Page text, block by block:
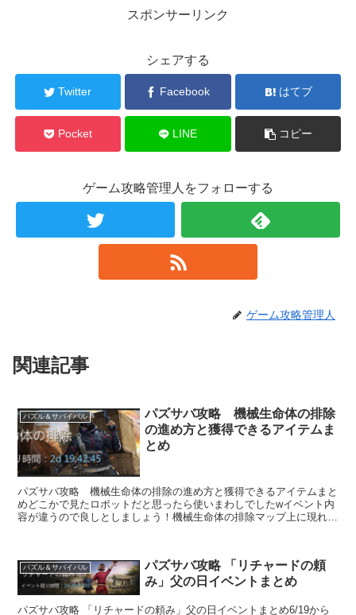
スポンサーリンク
シェアする
Twitter Facebook はてブ
Pocket LINE コピー
ゲーム攻略管理人をフォローする
ゲーム攻略管理人
関連記事
パズル＆サバイバル
パズサバ攻略 機械生命体の排除
の進め方と獲得できるアイテムま
とめ
パズサバ攻略 機械生命体の排除の進め方と獲得できるアイテムまと
めどこかで見たロボットだと思ったら使いまわしでしたwイベント内
容が違うので良しとしましょう！機械生命体の排除マップ上に現れた
パズル＆サバイバル
パズサバ攻略 「リチャードの頼
み」父の日イベントまとめ
パズサバ攻略 「リチャードの頼み」父の日イベントまとめ6/19から